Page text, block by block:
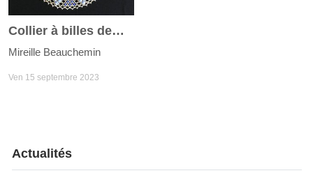
Collier à billes de verre bleues
Mireille Beauchemin
Ven 15 septembre 2023
Actualités